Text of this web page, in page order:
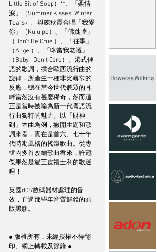
Little Bit of Soap）**、「柔情
淚」（Summer Kisses, Winter
Tears）、與陳秋霞合唱「我愛
你」（Ku’uipo）、「佛跳牆」
（Don’t Be Cruel）、「往事」
（Angel）、「咪當我老襯」
（Baby I Don’t Care）。港式俚
語的歌詞，揉合歐西流行曲的
旋律，所產生一種非比尋常的
反應，聽在當今世代聽眾的耳
畔當然沒有甚麼稀奇，然而這
正是當時被喻為新一代粵語流
行曲獨特的魅力。以「財神
到」本曲為例，撇開主題和歌
詞來看，實在是首六、七十年
代時期風格的搖滾歌曲。從專
輯內多首改編歌曲看來，許冠
傑果然是貓王皮禮士利的歌迷
哩！
英國dCS數碼器材處理的音
效，直逼那些年音質鮮銳的頭
版黑膠。
● 版權所有，未經授權不得翻
印、網上轉載及節錄 ●